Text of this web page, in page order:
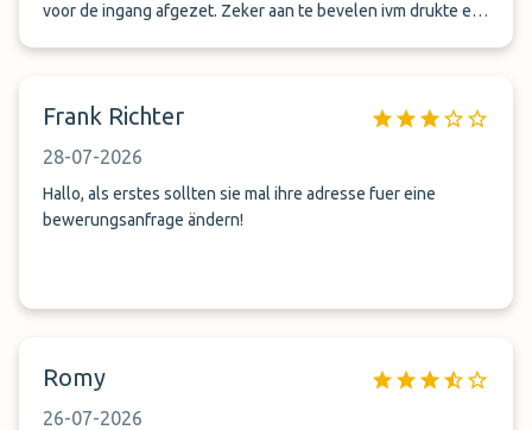
voor de ingang afgezet. Zeker aan te bevelen ivm drukte en
Frank Richter
28-07-2026
Hallo, als erstes sollten sie mal ihre adresse fuer eine
bewerungsanfrage ändern!
Romy
26-07-2026